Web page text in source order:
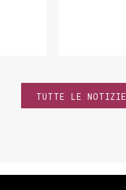
TUTTE LE NOTIZIE